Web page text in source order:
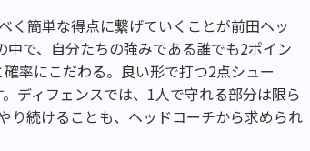
く簡単な得点に繋げていくことが前田ヘッ
で、自分たちの強みである誰でも2ポイン
率にこだわる。良い形で打つ2点シュー
ディフェンスでは、1人で守れる部分は限ら
り続けることも、ヘッドコーチから求められ